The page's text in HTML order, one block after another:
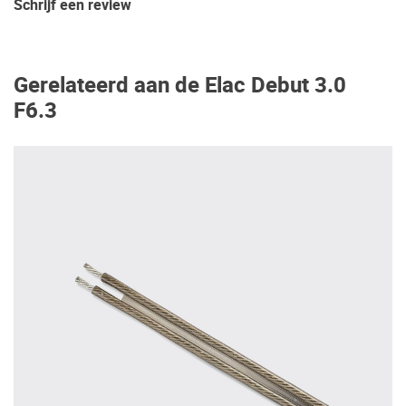
Schrijf een review
Gerelateerd aan de Elac Debut 3.0
F6.3